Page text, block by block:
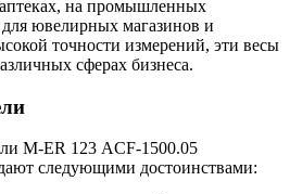
на промышленных
для ювелирных магазинов и
точности измерений, эти весы
сферах бизнеса.
M-ER 123 АCF-1500.05
следующими достоинствами: